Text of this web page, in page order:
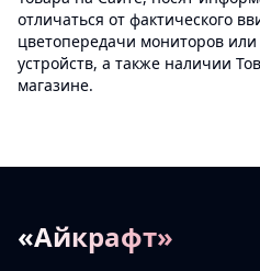
отличаться от фактического
цветопередачи мониторов
устройств, а также наличии
магазине.
«Айкрафт»